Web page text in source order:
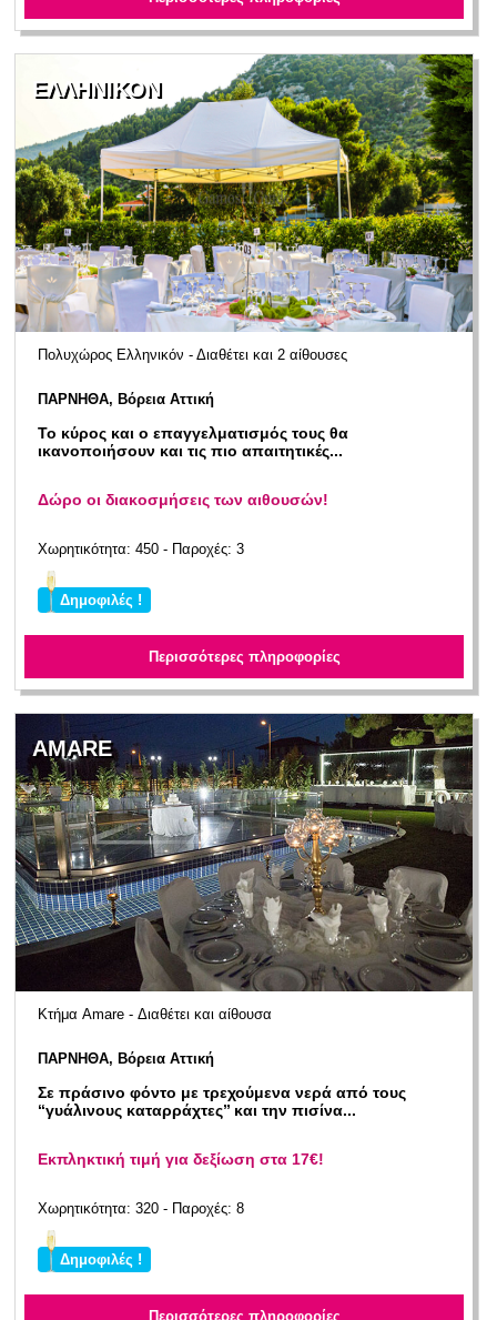
ΕΛΛΗΝΙΚΟΝ
Πολυχώρος Ελληνικόν - Διαθέτει και 2 αίθουσες
ΠΑΡΝΗΘΑ, Βόρεια Αττική
Το κύρος και ο επαγγελματισμός τους θα
ικανοποιήσουν και τις πιο απαιτητικές...
Δώρο οι διακοσμήσεις των αιθουσών!
Χωρητικότητα: 450 - Παροχές: 3
Δημοφιλές !
Περισσότερες πληροφορίες
AMARE
Κτήμα Amare - Διαθέτει και αίθουσα
ΠΑΡΝΗΘΑ, Βόρεια Αττική
Σε πράσινο φόντο με τρεχούμενα νερά από τους
‘‘γυάλινους καταρράχτες’’ και την πισίνα...
Eκπληκτική τιμή για δεξίωση στα 17€!
Χωρητικότητα: 320 - Παροχές: 8
Δημοφιλές !
Περισσότερες πληροφορίες